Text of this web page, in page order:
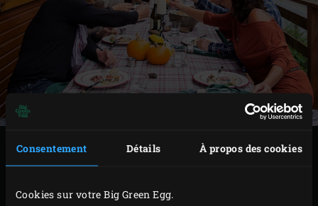
Consentement Détails À propos des cookies
Cookies sur votre Big Green Egg.
We continue to inspire with Enjoy!